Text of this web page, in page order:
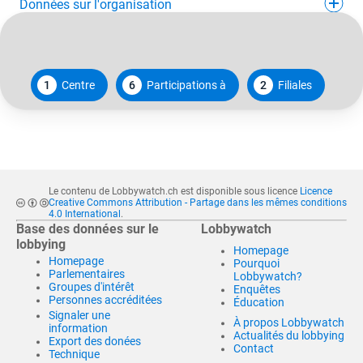
Données sur l'organisation
1 Centre 6 Participations à 2 Filiales
Le contenu de Lobbywatch.ch est disponible sous licence Licence
Creative Commons Attribution - Partage dans les mêmes conditions
4.0 International .
Base des données sur le
lobbying
Homepage
Parlementaires
Groupes d'intérêt
Personnes accréditées
Signaler une
information
Export des donées
Technique
Lobbywatch
Homepage
Pourquoi
Lobbywatch?
Enquêtes
Éducation
À propos Lobbywatch
Actualités du lobbying
Contact